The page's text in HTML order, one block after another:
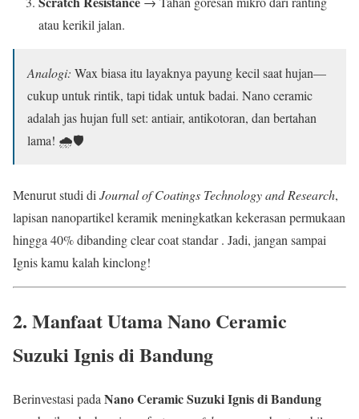
atau kerikil jalan.
Analogi: Wax biasa itu layaknya payung kecil saat hujan—
cukup untuk rintik, tapi tidak untuk badai. Nano ceramic
adalah jas hujan full set: antiair, antikotoran, dan bertahan
lama! 🌧️🛡️
Menurut studi diJournal of Coatings Technology and Research,
lapisan nanopartikel keramik meningkatkan kekerasan permukaan
hingga 40% dibanding clear coat standar . Jadi, jangan sampai
Ignis kamu kalah kinclong!
2. Manfaat Utama Nano Ceramic
Suzuki Ignis di Bandung
Berinvestasi pada Nano Ceramic Suzuki Ignis di Bandung